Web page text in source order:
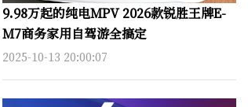
9.98万起的纯电MPV 2026款锐胜王牌E-
M7商务家用自驾游全搞定
2025-10-13 20:00:07